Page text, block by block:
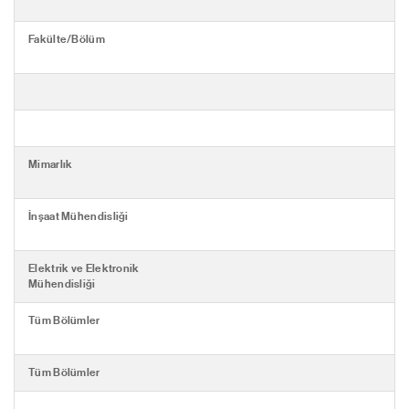
Fakülte/Bölüm
Mimarlık
İnşaat Mühendisliği
Elektrik ve Elektronik
Mühendisliği
Tüm Bölümler
Tüm Bölümler